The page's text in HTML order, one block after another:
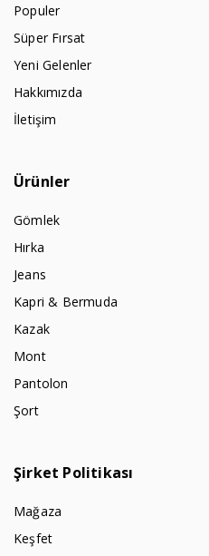
Populer
Süper Fırsat
Yeni Gelenler
Hakkımızda
İletişim
Ürünler
Gömlek
Hırka
Jeans
Kapri & Bermuda
Kazak
Mont
Pantolon
Şort
Şirket Politikası
Mağaza
Keşfet